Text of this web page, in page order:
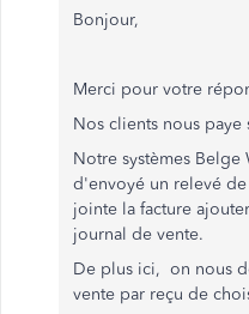
Bonjour,
Merci pour votre
Nos clients nous
Notre systèmes
d'envoyé un relevé
jointe la facture
journal de vente.
De plus ici, on nous
vente par reçu de